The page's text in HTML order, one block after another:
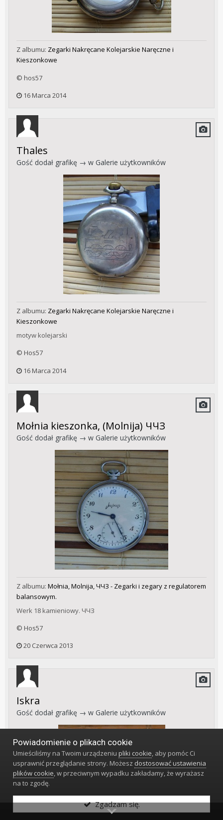
Z albumu: Zegarki Nakręcane Kolejarskie Naręczne i
Kieszonkowe
© hos57
16 Marca 2014
Thales
Gość dodał grafikę → w Galerie użytkowników
Z albumu: Zegarki Nakręcane Kolejarskie Naręczne i
Kieszonkowe
motyw kolejarski
© Hos57
16 Marca 2014
Mołnia kieszonka, (Molnija) ЧЧЗ
Gość dodał grafikę → w Galerie użytkowników
Z albumu: Mołnia, Molnija, ЧЧЗ - Zegarki i zegary z regulatorem
balansowym.
Werk 18 kamieniowy. ЧЧЗ
© Hos57
20 Czerwca 2013
Iskra
Gość dodał grafikę → w Galerie użytkowników
Powiadomienie o plikach cookie
Umieściliśmy na Twoim urządzeniupliki cookie, aby pomóc Ci
usprawnić przeglądanie strony. Możesz dostosować ustawienia
plików cookie, w przeciwnym wypadku zakładamy, że wyrażasz
na to zgodę.
Zgadzam się.